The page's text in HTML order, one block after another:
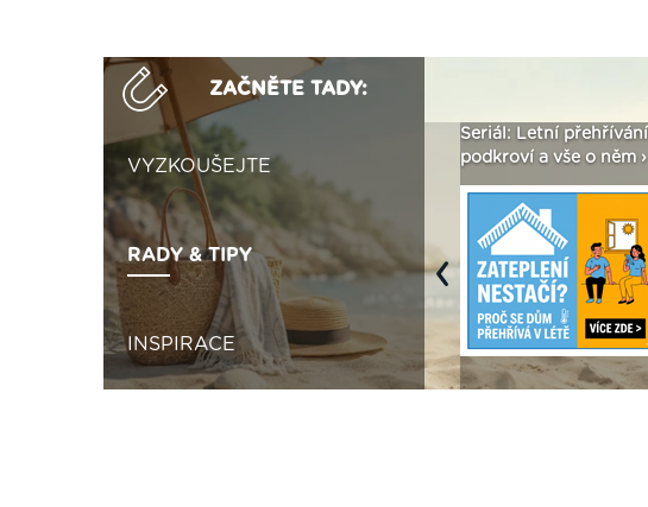
ZAČNĚTE TADY:
VYZKOUŠEJTE
RADY & TIPY
INSPIRACE
Vytvořte si vizualizaci
seženeme! ›
Seriál: Letní přehřívání
podkroví a vše o něm ›
Previous